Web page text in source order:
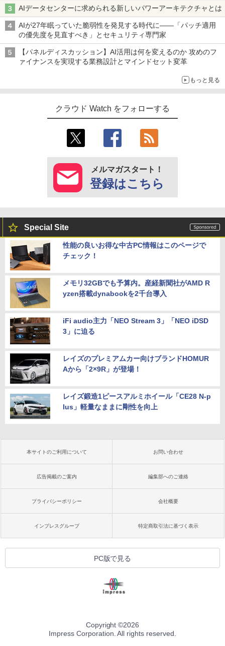
AIデータセンターに求められる新しいパワーアーキテクチャとは
AIが27年眠っていた脆弱性を発見する時代に――「パッチ適用
の優先度を見直すべき」とセキュリティ専門家
【パネルディスカッション】AI活用は何を変えるのか 攻めのフ
ァイナンスを実現する業務設計とマインドセット変革
もっと見る
クラウド Watch をフォローする
メルマガスタート！
登録はこちら
Special Site
性能の良いお得な中古PC情報はこのページで
チェック！
メモリ32GBでも予算内。産経新聞社がAMD R
yzen搭載dynabookを2千台導入
iFi audio主力「NEO Stream 3」「NEO iDSD
3」に迫る
レイズのプレミアムカー向けブランドHOMUR
Aから「2×9R」が登場！
レイズ鍛造1ピースアルミホイール「CE28 N-p
lus」軽量なままに剛性を向上
本サイトのご利用について お問い合わせ
広告掲載のご案内 編集部へのご連絡
プライバシーポリシー 会社概要
インプレスグループ 特定商取引法に基づく表示
PC版で見る
Copyright ©2026
Impress Corporation. All rights reserved.